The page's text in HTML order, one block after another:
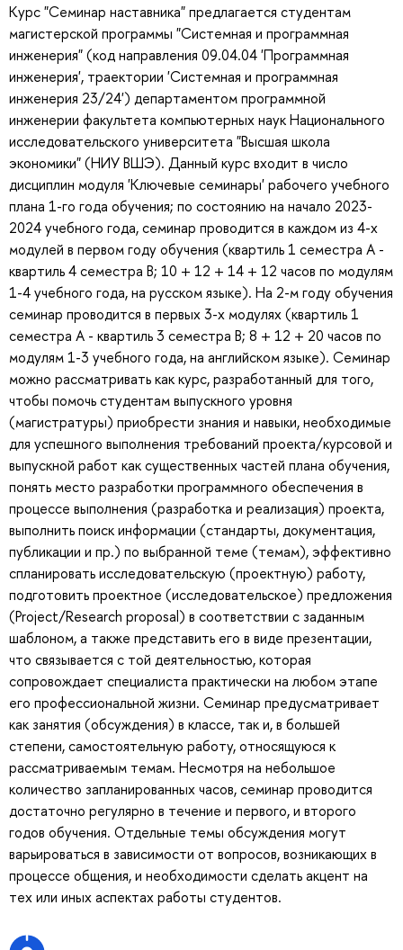
Курс "Семинар наставника" предлагается студентам
магистерской программы "Системная и программная
инженерия" (код направления 09.04.04 'Программная
инженерия', траектории 'Системная и программная
инженерия 23/24') департаментом программной
инженерии факультета компьютерных наук Национального
исследовательского университета "Высшая школа
экономики" (НИУ ВШЭ). Данный курс входит в число
дисциплин модуля 'Ключевые семинары' рабочего учебного
плана 1-го года обучения; по состоянию на начало 2023-
2024 учебного года, семинар проводится в каждом из 4-х
модулей в первом году обучения (квартиль 1 семестра A -
квартиль 4 семестра B; 10 + 12 + 14 + 12 часов по модулям
1-4 учебного года, на русском языке). На 2-м году обучения
семинар проводится в первых 3-х модулях (квартиль 1
семестра A - квартиль 3 семестра B; 8 + 12 + 20 часов по
модулям 1-3 учебного года, на английском языке). Семинар
можно рассматривать как курс, разработанный для того,
чтобы помочь студентам выпускного уровня
(магистратуры) приобрести знания и навыки, необходимые
для успешного выполнения требований проекта/курсовой и
выпускной работ как существенных частей плана обучения,
понять место разработки программного обеспечения в
процессе выполнения (разработка и реализация) проекта,
выполнить поиск информации (стандарты, документация,
публикации и пр.) по выбранной теме (темам), эффективно
спланировать исследовательскую (проектную) работу,
подготовить проектное (исследовательское) предложения
(Project/Research proposal) в соответствии с заданным
шаблоном, а также представить его в виде презентации,
что связывается с той деятельностью, которая
сопровождает специалиста практически на любом этапе
его профессиональной жизни. Семинар предусматривает
как занятия (обсуждения) в классе, так и, в большей
степени, самостоятельную работу, относящуюся к
рассматриваемым темам. Несмотря на небольшое
количество запланированных часов, семинар проводится
достаточно регулярно в течение и первого, и второго
годов обучения. Отдельные темы обсуждения могут
варьироваться в зависимости от вопросов, возникающих в
процессе общения, и необходимости сделать акцент на
тех или иных аспектах работы студентов.